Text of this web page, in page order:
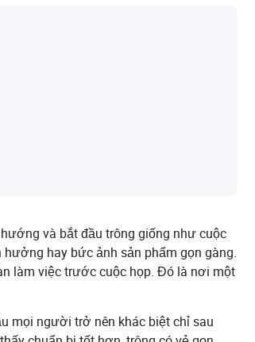
và bắt đầu trông giống như cuộc
hay bức ảnh sản phẩm gọn gàng.
làm việc trước cuộc họp. Đó là nơi một
mọi người trở nên khác biệt chỉ sau